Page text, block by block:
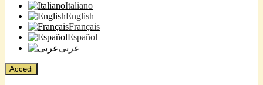
Italiano
English
Français
Español
عربى
Accedi